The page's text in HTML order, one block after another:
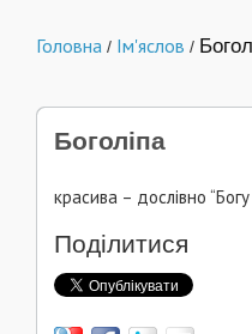
Головна / Ім'яслов /
Боголіпа
красива – дослівно
Поділитися